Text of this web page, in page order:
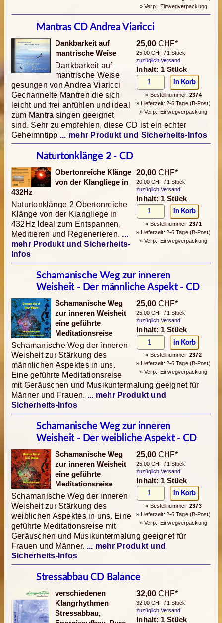
» Verp.: Einwegverpackung
Mantras CD Andrea Viaricci
25,00 CHF*
25,00 CHF / 1 Stück
zuzüglich Versand
Inhalt: 1 Stück
» Bestellnummer:2374
» Lieferzeit: 2-6 Tage (B-Post)
» Verp.: Einwegverpackung
Dankbarkeit auf
mantrische Weise
Dankbarkeit auf
mantrische Weise
gesungen von Andrea Viaricci
Gechannelte Mantren die sich
leicht und frei anfühlen und ideal
zum Mantra singen geeignet
sind. Sehr zu empfehlen, diese CD ist ein echter
Geheimntipp ... mehr Produkt und Sicherheits-Infos
Naturtonklänge 2 - CD
20,00 CHF*
20,00 CHF / 1 Stück
zuzüglich Versand
Inhalt: 1 Stück
» Bestellnummer:2371
» Lieferzeit: 2-6 Tage (B-Post)
» Verp.: Einwegverpackung
Obertonreiche Klänge
von der Klangliege in
432Hz
Naturtonklänge 2 Obertonreiche
Klänge von der Klangliege in
432Hz Ideal zum Entspannen,
Meditieren und Regenerieren. ...
mehr Produkt und Sicherheits-
Infos
Schamanische Weg zur inneren
Weisheit - Der männliche Aspekt - CD
25,00 CHF*
25,00 CHF / 1 Stück
zuzüglich Versand
Inhalt: 1 Stück
» Bestellnummer:2372
» Lieferzeit: 2-6 Tage (B-Post)
» Verp.: Einwegverpackung
Schamanische Weg
zur inneren Weisheit
eine geführte
Meditationsreise
Schamanische Weg der inneren
Weisheit zur Stärkung des
männlichen Aspektes in uns.
Eine geführte Meditationsreise
mit Geräuschen und Musikuntermalung geeignet für
Männer und Frauen. ... mehr Produkt und
Sicherheits-Infos
Schamanische Weg zur inneren
Weisheit - Der weibliche Aspekt - CD
25,00 CHF*
25,00 CHF / 1 Stück
zuzüglich Versand
Inhalt: 1 Stück
» Bestellnummer:2373
» Lieferzeit: 2-6 Tage (B-Post)
» Verp.: Einwegverpackung
Schamanische Weg
zur inneren Weisheit
eine geführte
Meditationsreise
Schamanische Weg der inneren
Weisheit zur Stärkung des
weiblichen Aspektes in uns. Eine
geführte Meditationsreise mit
Geräuschen und Musikuntermalung geeignet für
Frauen und Männer. ... mehr Produkt und
Sicherheits-Infos
Stressabbau CD Balance
32,00 CHF*
32,00 CHF / 1 Stück
zuzüglich Versand
Inhalt: 1 Stück
verschiedenen
Klangrhythmen
Stressabbau,